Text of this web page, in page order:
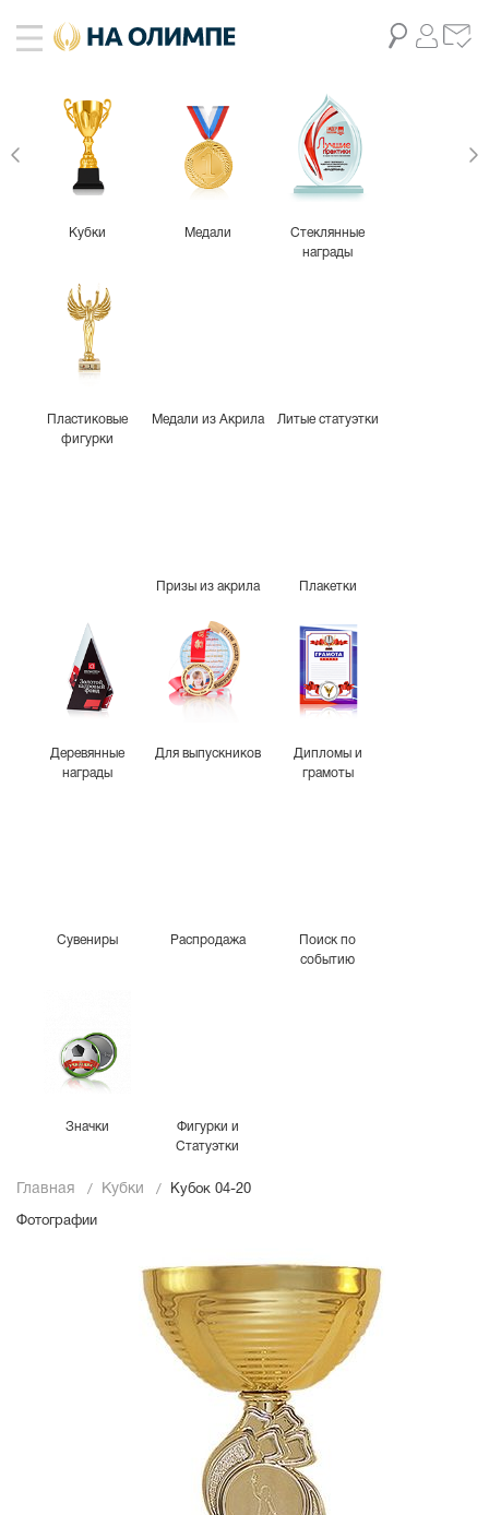
Кубки Медали
Стеклянные
награды
Пластиковые
фигурки
Медали из Акрила Литые статуэтки
Призы из акрила Плакетки
Деревянные
награды
Для выпускников
Дипломы и
грамоты
Сувениры Распродажа
Поиск по
событию
Значки
Фигурки и
Статуэтки
Главная Кубки Кубок 04-20
Фотографии
живое фото